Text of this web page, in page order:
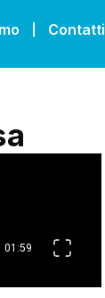
Contatti